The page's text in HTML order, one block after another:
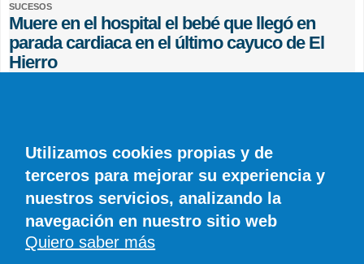
SUCESOS
Muere en el hospital el bebé que llegó en
parada cardiaca en el último cayuco de El
Hierro
© SIROCO INFORMACIÓN SL | Tel. 828 081 655 | Móvil y WhatsApp 606 845
886 |info@diariodelanzarote.com
Utilizamos cookies propias y de
terceros para mejorar su experiencia y
nuestros servicios, analizando la
navegación en nuestro sitio web
Quiero saber más